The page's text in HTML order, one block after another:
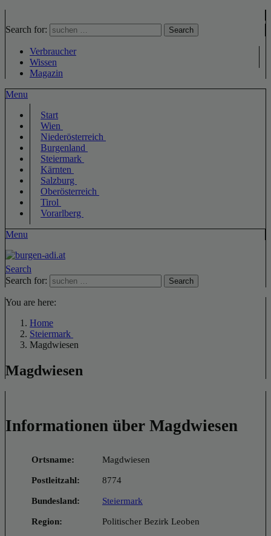
Search for: Search
Verbraucher
Wissen
Magazin
Menu
Start
Wien
Niederösterreich
Burgenland
Steiermark
Kärnten
Salzburg
Oberösterreich
Tirol
Vorarlberg
Menu
Search
Search for:
Search
You are here:
Home
Steiermark
Magdwiesen
Magdwiesen
Informationen über Magdwiesen
Ortsname: Magdwiesen
Postleitzahl: 8774
Bundesland: Steiermark
Region: Politischer Bezirk Leoben